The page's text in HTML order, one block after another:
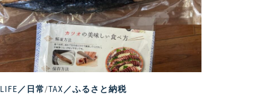
LIFE／日常/TAX／ふるさと納税